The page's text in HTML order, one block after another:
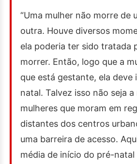
“Uma mulher não morre de
outra. Houve diversos
ela poderia ter sido tratada
morrer. Então, logo que a
que está gestante, ela deve
natal. Talvez isso não seja
mulheres que moram em
distantes dos centros
uma barreira de acesso.
média de início do pré-natal